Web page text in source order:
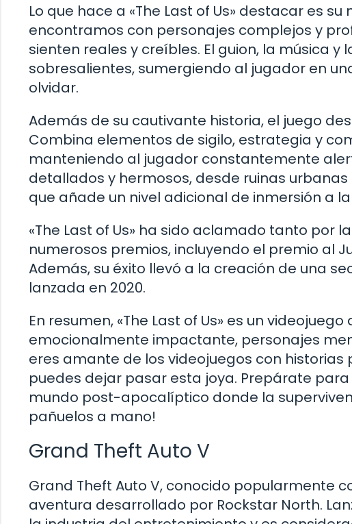
Lo que hace a «The Last of Us» destacar es
encontramos con personajes complejos y
sienten reales y creíbles. El guion, la música
sobresalientes, sumergiendo al jugador en
olvidar.
Además de su cautivante historia, el juego
Combina elementos de sigilo, estrategia y
manteniendo al jugador constantemente
detallados y hermosos, desde ruinas
que añade un nivel adicional de inmersión a
«The Last of Us» ha sido aclamado tanto por
numerosos premios, incluyendo el premio al
Además, su éxito llevó a la creación de una
lanzada en 2020.
En resumen, «The Last of Us» es un
emocionalmente impactante, personajes
eres amante de los videojuegos con historias
puedes dejar pasar esta joya. Prepárate
mundo post-apocalíptico donde la
pañuelos a mano!
Grand Theft Auto V
Grand Theft Auto V, conocido popularmente
aventura desarrollado por Rockstar North.